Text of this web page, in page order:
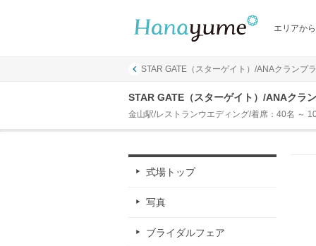
エリアか
STAR GATE（スターゲイト）/ANAクランプ
STAR GATE（スターゲイト）/ANAクラ
金山駅/レストランウエディング/着席：40名 ～
式場トップ
写真
ブライダルフェア